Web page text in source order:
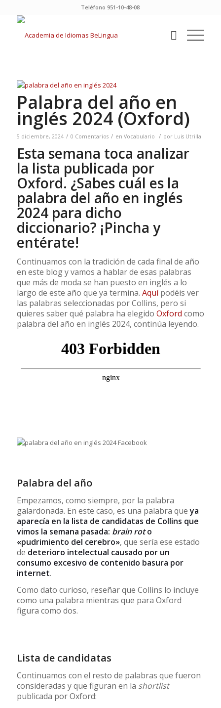
Teléfono 951-10-48-08
Palabra del año en
inglés 2024 (Oxford)
5 diciembre, 2024 / 0 Comentarios / en Vocabulario / por Luis Utrilla
Esta semana toca analizar
la lista publicada por
Oxford. ¿Sabes cuál es la
palabra del año en inglés
2024 para dicho
diccionario? ¡Pincha y
entérate!
Continuamos con la tradición de cada final de año
en este blog y vamos a hablar de esas palabras
que más de moda se han puesto en inglés a lo
largo de este año que ya termina. Aquípodéis ver
las palabras seleccionadas por Collins, pero si
quieres saber qué palabra ha elegido Oxford como
palabra del año en inglés 2024, continúa leyendo.
Palabra del año
Empezamos, como siempre, por la palabra
galardonada. En este caso, es una palabra queya
aparecía en la lista de candidatas de Collins que
vimos la semana pasada: brain roto
«pudrimiento del cerebro», que sería ese estado
de deterioro intelectual causado por un
consumo excesivo de contenido basura por
internet.
Como dato curioso, reseñar que Collins lo incluye
como una palabra mientras que para Oxford
figura como dos.
Lista de candidatas
Continuamos con el resto de palabras que fueron
consideradas y que figuran en la shortlist
publicada por Oxford: